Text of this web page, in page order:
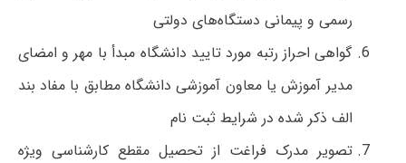
رسمی و پیمانی دستگاه‌های دولتی
گواهی احراز رتبه مورد تایید دانشگاه مبدأ با مهر و امضای
مدیر آموزش یا معاون آموزشی دانشگاه مطابق با مفاد بند
الف ذکر شده در شرایط ثبت نام
تصویر مدرک فراغت از تحصیل مقطع کارشناسی ویژه